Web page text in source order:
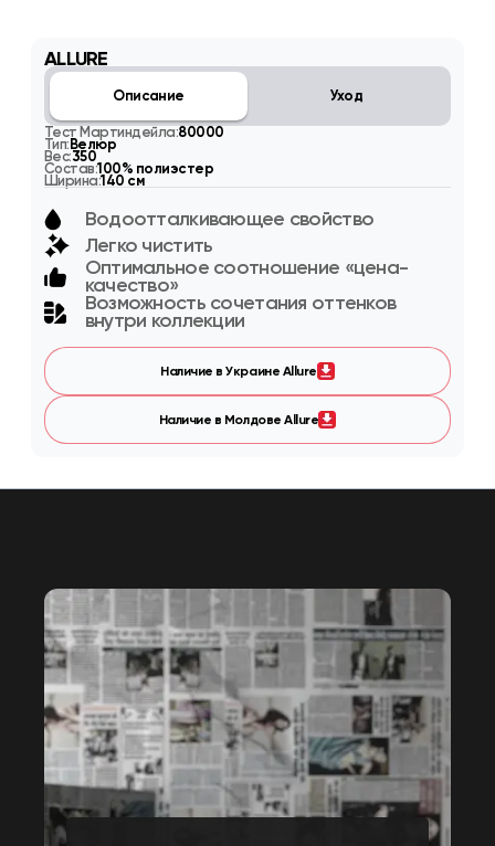
ALLURE
Описание Уход
Тест Мартиндейла:80000
Тип:Велюр
Вес:350
Состав:100% полиэстер
Ширина:140 см
Водоотталкивающее свойство
Легко чистить
Оптимальное соотношение «цена-
качество»
Возможность сочетания оттенков
внутри коллекции
Наличие в Украине Allure
Наличие в Молдове Allure